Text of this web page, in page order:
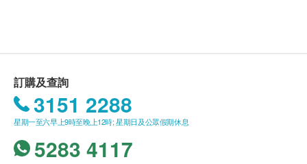
第一次收貨紙箱沒有封，仲要成個紙箱滿佈
塵，入面3盒滴雞精，抹完成張紙巾都黑色，
要抹三次先乾淨，究竟係擺放嘅位置唔衛
生，還是運送過程嘅問題，始終係食落肚，
賣家要好好檢討。
顯示更多
準媽媽／產後準備坐月媽媽／手術前後／女性週期
前後／身體虛弱期間／ 繁忙都市人／ 兒童／長者
* 如患有發燒、發炎、痛風、高血壓、腎臟病、支鏈
有機酸尿症或二歳以下幼兒因腎臟發育不完全均不建
議使用。
我們將於確定訂單後15個工作天內，依地區之貨期
由屈臣氏蒸餾水送上。
送貨服務只限本地，送貨範圍包括港島、九龍及新
界的一般地區。
送貨服務不適用於偏遠地區 (例如: 禁區) 、離島、
訂購及查詢
3151 2288
星期一至六早上9時至晚上12時; 星期日及公眾假期休息
5283 4117